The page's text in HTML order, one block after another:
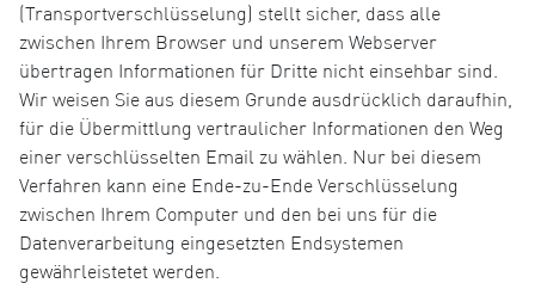
(Transportverschlüsselung) stellt sicher, dass alle
zwischen Ihrem Browser und unserem Webserver
übertragen Informationen für Dritte nicht einsehbar sind.
Wir weisen Sie aus diesem Grunde ausdrücklich daraufhin,
für die Übermittlung vertraulicher Informationen den Weg
einer verschlüsselten Email zu wählen. Nur bei diesem
Verfahren kann eine Ende-zu-Ende Verschlüsselung
zwischen Ihrem Computer und den bei uns für die
Datenverarbeitung eingesetzten Endsystemen
gewährleistetet werden.